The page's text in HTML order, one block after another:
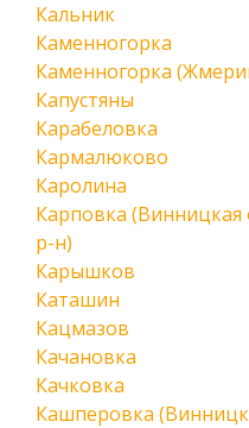
Кальник
Каменногорка
Каменногорка
Капустяны
Карабеловка
Кармалюково
Каролина
Карповка
р-н)
Карышков
Каташин
Кацмазов
Качановка
Качковка
Кашперовка